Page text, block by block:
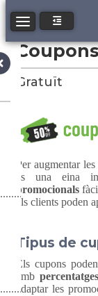
Toggle navigation
Gratuït
Per augmentar
és una eina
promocionals
els clients poden
Tipus de
Els cupons
ambpercentatges
adaptar les